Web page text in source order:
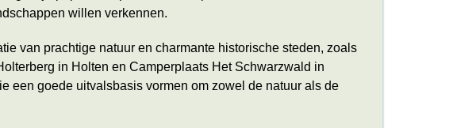
willen verkennen.
van prachtige natuur en charmante historische steden, zoals
in Holten en Camperplaats Het Schwarzwald in
een goede uitvalsbasis vormen om zowel de natuur als de